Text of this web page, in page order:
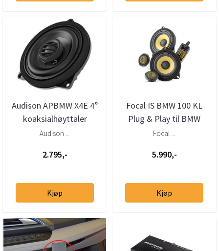
Audison APBMW X4E 4”
koaksialhøyttaler
BMW/Mini
Audison ...
2.795,-
Kjøp
Focal IS BMW 100 KL
Plug & Play til BMW
Focal ...
5.990,-
Kjøp